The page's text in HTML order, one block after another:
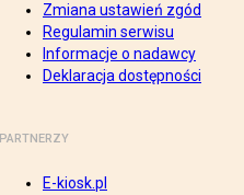
Zmiana ustawień zgód
Regulamin serwisu
Informacje o nadawcy
Deklaracja dostępności
PARTNERZY
E-kiosk.pl